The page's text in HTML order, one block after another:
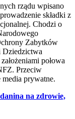
rządu wpisano
składki z
Chodzi o
Zabytków
Dziedzictwa
połowa
Przeciw
prywatne.
na zdrowie,